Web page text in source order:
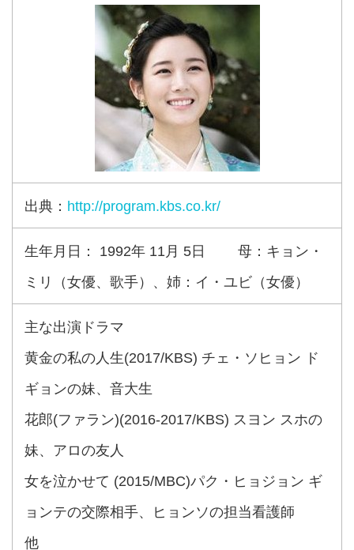
出典： http://program.kbs.co.kr/
生年月日： 1992年 11月 5日 母：キョン・
ミリ（女優、歌手）、姉：イ・ユビ（女優）
主な出演ドラマ
黄金の私の人生(2017/KBS) チェ・ソヒョン ド
ギョンの妹、音大生
花郎(ファラン)(2016-2017/KBS) スヨン スホの
妹、アロの友人
女を泣かせて (2015/MBC)パク・ヒョジョン ギ
ョンテの交際相手、ヒョンソの担当看護師
他